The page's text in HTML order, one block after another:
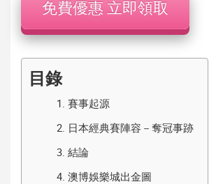
免費優惠 立即領取
目錄
1. 賽事起源
2. 日本經典賽陣容－奪冠事跡
3. 結論
4. 澳博娛樂城出金圖